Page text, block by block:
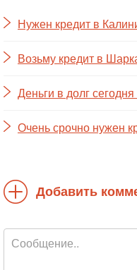
Нужен кредит в
Возьму кредит в
Деньги в долг
Очень срочно нужен
Добавить